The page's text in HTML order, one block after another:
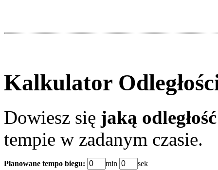
Kalkulator
Dowiesz się jaką
tempie w zadanym czasie.
Planowane tempo biegu: min sek